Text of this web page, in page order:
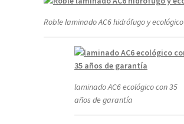
Roble laminado AC6 hidrófugo y ecológico
laminado AC6 ecológico con 35
años de garantía